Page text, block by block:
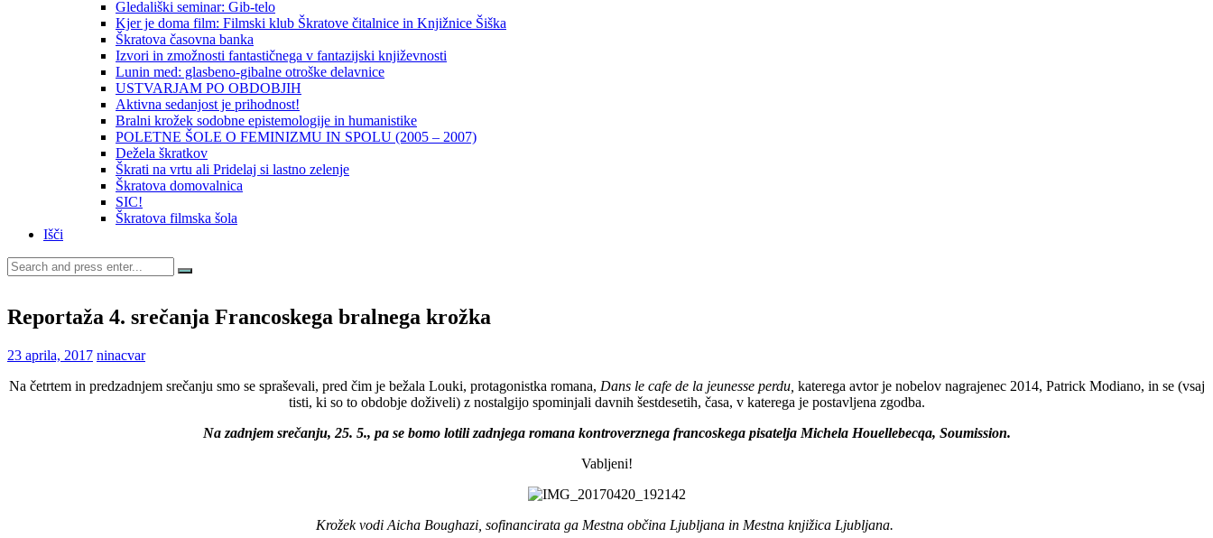
Gledališki seminar: Gib-telo
Kjer je doma film: Filmski klub Škratove čitalnice in Knjižnice Šiška
Škratova časovna banka
Izvori in zmožnosti fantastičnega v fantazijski književnosti
Lunin med: glasbeno-gibalne otroške delavnice
USTVARJAM PO OBDOBJIH
Aktivna sedanjost je prihodnost!
Bralni krožek sodobne epistemologije in humanistike
POLETNE ŠOLE O FEMINIZMU IN SPOLU (2005 – 2007)
Dežela škratkov
Škrati na vrtu ali Pridelaj si lastno zelenje
Škratova domovalnica
SIC!
Škratova filmska šola
Išči
Search
for:
Reportaža 4. srečanja Francoskega bralnega krožka
23 aprila, 2017 ninacvar
Na četrtem in predzadnjem srečanju smo se spraševali, pred čim je bežala Louki, protagonistka romana, Dans le cafe de la jeunesse perdu, katerega avtor je nobelov nagrajenec 2014, Patrick Modiano, in se (vsaj
tisti, ki so to obdobje doživeli) z nostalgijo spominjali davnih šestdesetih, časa, v katerega je postavljena zgodba.
Na zadnjem srečanju, 25. 5., pa se bomo lotili zadnjega romana kontroverznega francoskega pisatelja Michela Houellebecqa, Soumission.
Vabljeni!
Krožek vodi Aicha Boughazi, sofinancirata ga Mestna občina Ljubljana in Mestna knjižica Ljubljana.